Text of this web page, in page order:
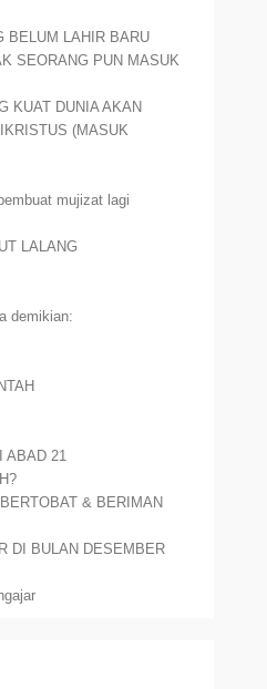
BELUM LAHIR BARU
SEORANG PUN MASUK
KUAT DUNIA AKAN
(MASUK
mujizat lagi
LALANG
demikian:
ABAD 21
& BERIMAN
DI BULAN DESEMBER